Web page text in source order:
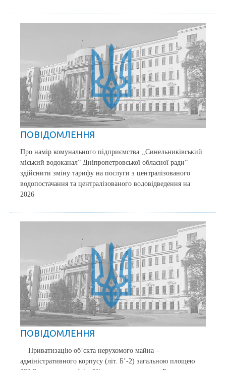
ПОВІДОМЛЕННЯ
Про намір комунального підприємства ,,Синельниківський
міський водоканал” Дніпропетровської обласної ради”
здійснити зміну тарифу на послуги з централізованого
водопостачання та централізованого водовідведення на
2026
ПОВІДОМЛЕННЯ
Приватизацію об’єкта нерухомого майна –
адміністративного корпусу (літ. Б’-2) загальною площею